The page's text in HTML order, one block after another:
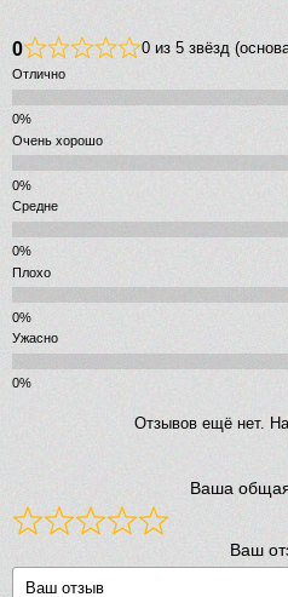
0 0 из 5 звёзд
Отлично
Очень хорошо
Средне
Плохо
Ужасно
Отзывов ещё нет.
Ваша
Ваш